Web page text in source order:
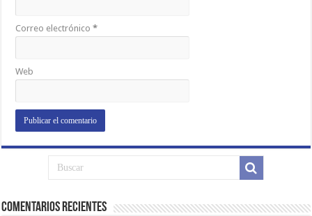
Correo electrónico*
Web
Comentarios Recientes